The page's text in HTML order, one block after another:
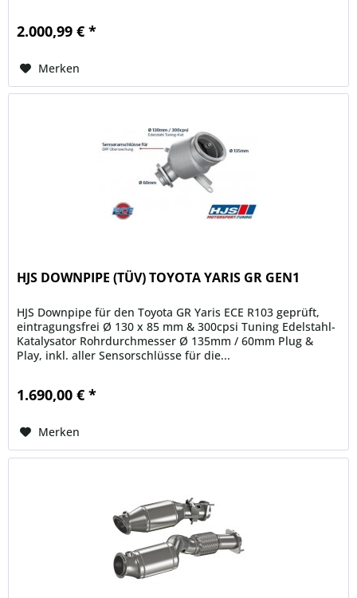
2.000,99 € *
Merken
HJS DOWNPIPE (TÜV) TOYOTA YARIS GR GEN1
HJS Downpipe für den Toyota GR Yaris ECE R103 geprüft,
eintragungsfrei Ø 130 x 85 mm & 300cpsi Tuning Edelstahl-
Katalysator Rohrdurchmesser Ø 135mm / 60mm Plug &
Play, inkl. aller Sensorschlüsse für die...
1.690,00 € *
Merken